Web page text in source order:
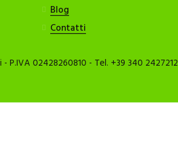
Blog
Contatti
02428260810 - Tel. +39 340 2427212